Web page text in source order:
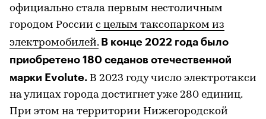
официально стала первым нестоличным
городом России с целым таксопарком из
электромобилей. В конце 2022 года было
приобретено 180 седанов отечественной
марки Evolute. В 2023 году число электротакси
на улицах города достигнет уже 280 единиц.
При этом на территории Нижегородской